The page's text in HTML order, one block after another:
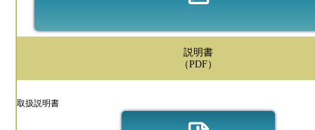
説明書
（PDF）
取扱説明書